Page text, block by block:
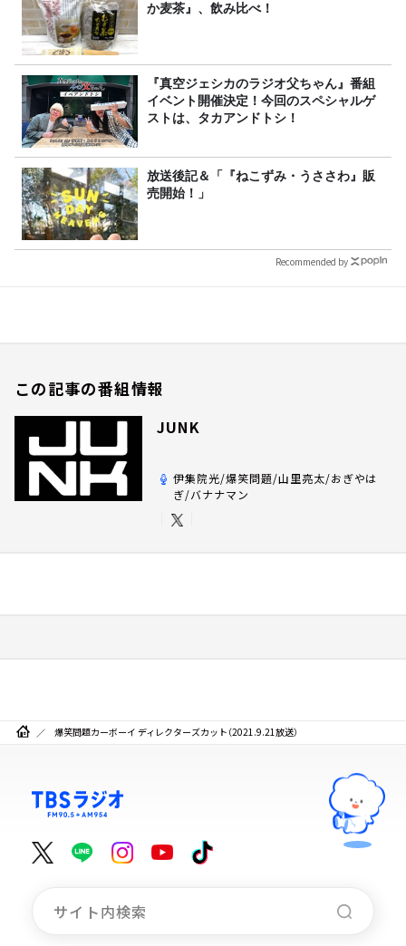
か麦茶』、飲み比べ！
『真空ジェシカのラジオ父ちゃん』番組
イベント開催決定！今回のスペシャルゲ
ストは、タカアンドトシ！
放送後記＆「『ねこずみ・うささわ』販
売開始！」
Recommended by
この記事の番組情報
JUNK
伊集院光/爆笑問題/山里亮太/おぎやは
ぎ/バナナマン
爆笑問題カーボーイ ディレクターズカット（2021.9.21放送）